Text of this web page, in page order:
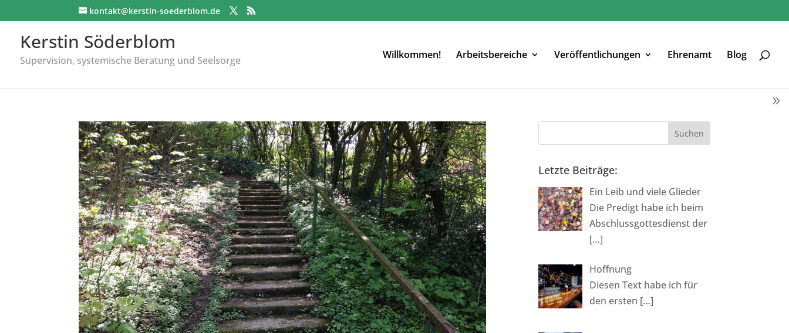
kontakt@kerstin-soederblom.de
Kerstin Söderblom
Supervision, systemische Beratung und Seelsorge Willkommen! Arbeitsbereiche Veröffentlichungen Ehrenamt Blog
Letzte Beiträge:
Ein Leib und viele Glieder
Die Predigt habe ich beim
Abschlussgottesdienst der
[…]
Hoffnung
Diesen Text habe ich für
den ersten […]